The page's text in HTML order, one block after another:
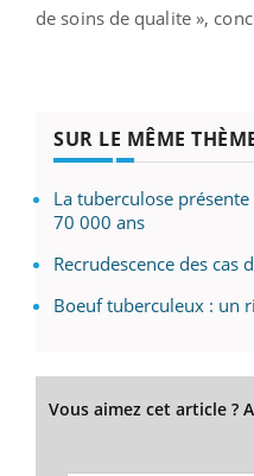
de soins de qualite »,
SUR LE MÊME
La tuberculose
70 000 ans
Recrudescence des cas
Boeuf tuberculeux : un
Vous aimez cet article ?